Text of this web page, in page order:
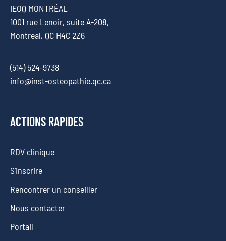
IEOQ MONTRÉAL
1001 rue Lenoir, suite A-208,
Montreal, QC H4C 2Z6
(514) 524-9738
info@inst-osteopathie.qc.ca
ACTIONS RAPIDES
RDV clinique
S’inscrire
Rencontrer un conseiller
Nous contacter
Portail